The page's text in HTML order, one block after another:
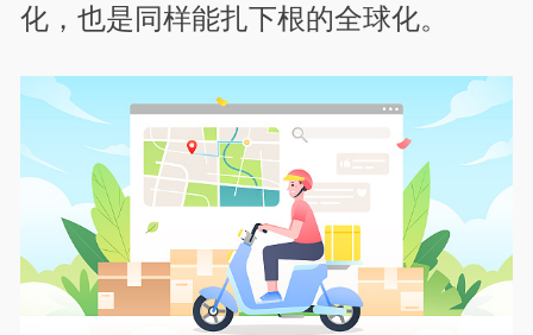
化，也是同样能扎下根的全球化。